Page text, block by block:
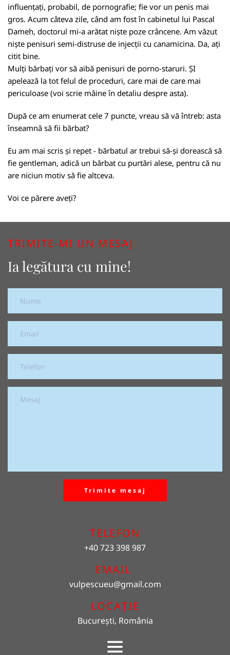
influențați, probabil, de pornografie; fie vor un penis mai
gros. Acum câteva zile, când am fost în cabinetul lui Pascal
Dameh, doctorul mi-a arătat niște poze crâncene. Am văzut
niște penisuri semi-distruse de injecții cu canamicina. Da, ați
citit bine.
Mulți bărbați vor să aibă penisuri de porno-staruri. ȘI
apelează la tot felul de proceduri, care mai de care mai
periculoase (voi scrie mâine în detaliu despre asta).
După ce am enumerat cele 7 puncte, vreau să vă întreb: asta
înseamnă să fii bărbat?
Eu am mai scris și repet - bărbatul ar trebui să-și dorească să
fie gentleman, adică un bărbat cu purtări alese, pentru că nu
are niciun motiv să fie altceva.
Voi ce părere aveți?
TRIMITE-MI UN MESAJ
Ia legătura cu mine!
Trimite mesaj
TELEFON
+40 723 398 987
EMAIL
vulpescueu@gmail.com
LOCAȚIE
București, România